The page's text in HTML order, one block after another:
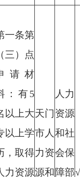
一条第
（三）点
请材
：有5
以上大
以上学
，取得
力资源
天门
市人
力资
源和
人力
资源
和社
会保
障部√